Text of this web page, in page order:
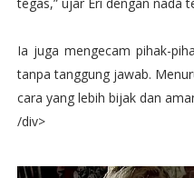
Ia juga mengecam pihak-
tanpa tanggung jawab.
cara yang lebih bijak dan
/div>